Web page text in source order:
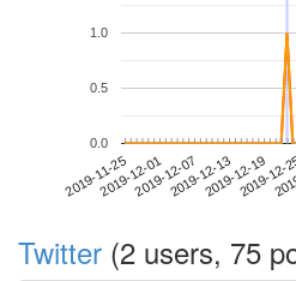
2019-11-252019-12-012019-12-072019-12-132019-12-19
2019-
0.0
0.5
1.0
Twitter (2 users, 75